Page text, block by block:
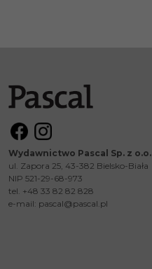
Wydawnictwo Pascal Sp. z o.o.
ul. Zapora 25, 43-382 Bielsko-Biała
NIP 521-29-68-973
tel. +48 33 82 82 828
e-mail: pascal@pascal.pl